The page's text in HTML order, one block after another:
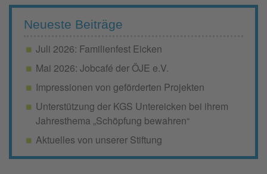
Neueste Beiträge
Juli 2026: Familienfest Eicken
Mai 2026: Jobcafé der ÖJE e.V.
Impressionen von geförderten Projekten
Unterstützung der KGS Untereicken bei ihrem
Jahresthema „Schöpfung bewahren“
Aktuelles von unserer Stiftung